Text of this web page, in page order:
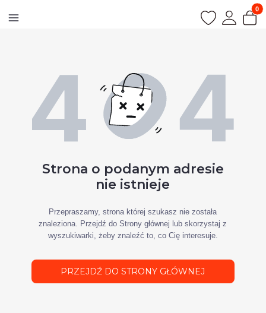
Strona o podanym adresie
nie istnieje
Przepraszamy, strona której szukasz nie została
znaleziona. Przejdź do Strony głównej lub skorzystaj z
wyszukiwarki, żeby znaleźć to, co Cię interesuje.
PRZEJDŹ DO STRONY GŁÓWNEJ